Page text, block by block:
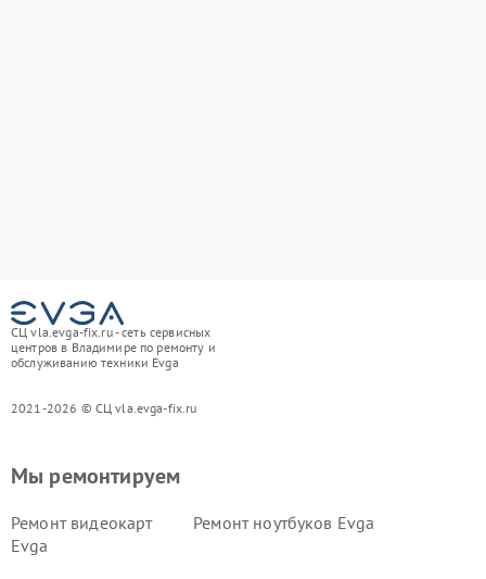
СЦ vla.evga-fix.ru - сеть сервисных
центров в Владимире по ремонту и
обслуживанию техники Evga
2021-2026 © СЦ vla.evga-fix.ru
Мы ремонтируем
Ремонт видеокарт
Evga
Ремонт ноутбуков Evga